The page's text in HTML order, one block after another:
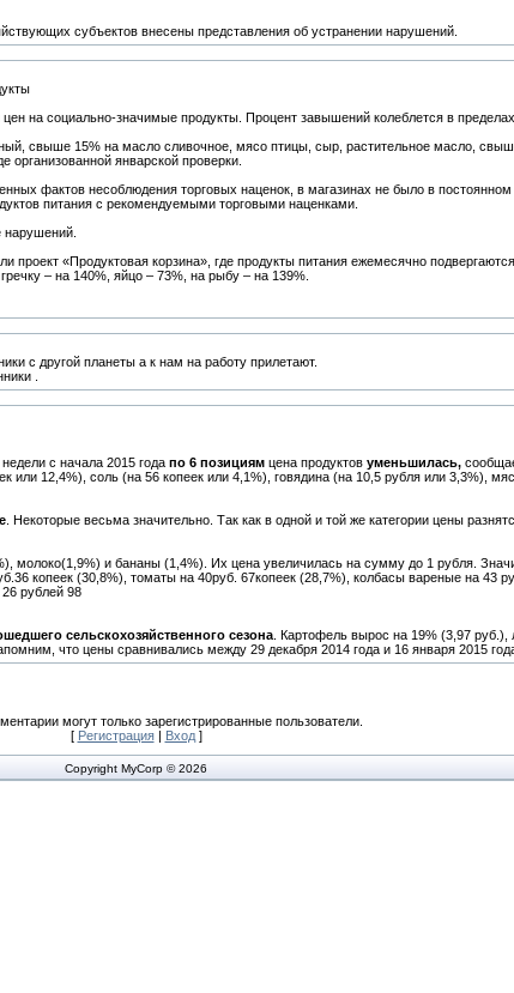
субъектов внесены представления об устранении нарушений.
на социально-значимые продукты. Процент завышений колеблется в пределах
свыше 15% на масло сливочное, мясо птицы, сыр, растительное масло,
январской проверки.
фактов несоблюдения торговых наценок, в магазинах не было в
питания с рекомендуемыми торговыми наценками.
нарушений.
проект «Продуктовая корзина», где продукты питания ежемесячно
– на 140%, яйцо – 73%, на рыбу – на 139%.
с другой планеты а к нам на работу прилетают.
.
с начала 2015 года по 6 позициям цена продуктов уменьшилась,
или 12,4%), соль (на 56 копеек или 4,1%), говядина (на 10,5 рубля или 3,3%),
. Некоторые весьма значительно. Так как в одной и той же категории цены
молоко(1,9%) и бананы (1,4%). Их цена увеличилась на сумму до 1 рубля.
копеек (30,8%), томаты на 40руб. 67копеек (28,7%), колбасы вареные на 43
рублей 98
сельскохозяйственного сезона . Картофель вырос на 19% (3,97
что цены сравнивались между 29 декабря 2014 года и 16 января 2015
могут только зарегистрированные пользователи.
[ Регистрация| Вход]
Copyright MyCorp © 2026